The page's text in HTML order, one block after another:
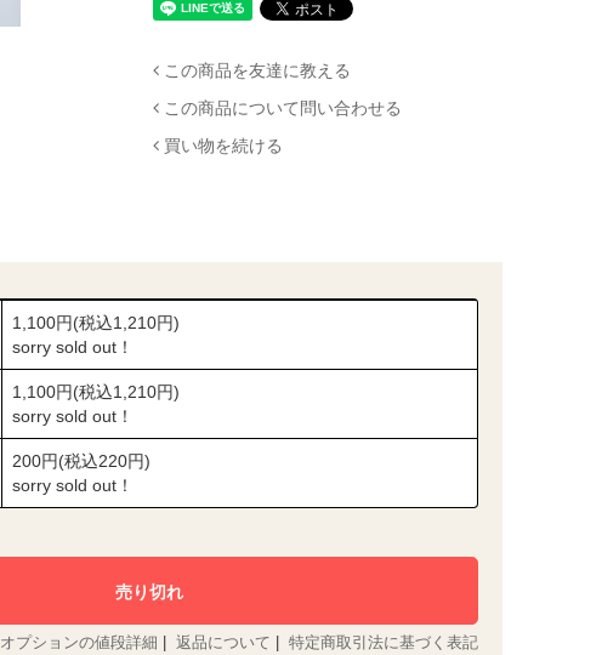
この商品を友達に教える
この商品について問い合わせる
買い物を続ける
1,100円(税込1,210円)
sorry sold out！
1,100円(税込1,210円)
sorry sold out！
200円(税込220円)
sorry sold out！
オプションの値段詳細 返品について 特定商取引法に基づく表記